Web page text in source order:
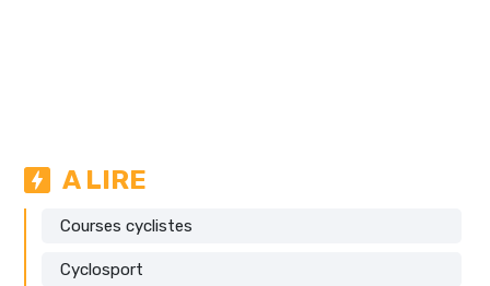
A LIRE
Courses cyclistes
Cyclosport